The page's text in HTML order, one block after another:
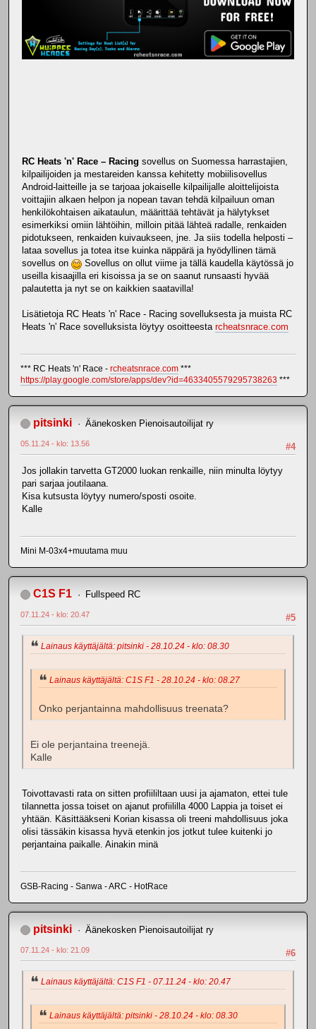
RC Heats 'n' Race – Racing sovellus on Suomessa harrastajien,
kilpailijoiden ja mestareiden kanssa kehitetty mobiilisovellus
Android-laitteille ja se tarjoaa jokaiselle kilpailijalle aloittelijoista
voittajiin alkaen helpon ja nopean tavan tehdä kilpailuun oman
henkilökohtaisen aikataulun, määrittää tehtävät ja hälytykset
esimerkiksi omiin lähtöihin, milloin pitää lähteä radalle, renkaiden
pidotukseen, renkaiden kuivaukseen, jne. Ja siis todella helposti –
lataa sovellus ja totea itse kuinka näppärä ja hyödyllinen tämä
sovellus on
Sovellus on ollut viime ja tällä kaudella käytössä jo
useilla kisaajilla eri kisoissa ja se on saanut runsaasti hyvää
palautetta ja nyt se on kaikkien saatavilla!
Lisätietoja RC Heats 'n' Race - Racing sovelluksesta ja muista RC
Heats 'n' Race sovelluksista löytyy osoitteesta rcheatsnrace.com
*** RC Heats 'n' Race - rcheatsnrace.com ***
https://play.google.com/store/apps/dev?id=4633405579295738263 ***
pitsinki Äänekosken Pienoisautoilijat ry
#4
05.11.24 - klo: 13.56
Jos jollakin tarvetta GT2000 luokan renkaille, niin minulta löytyy
pari sarjaa joutilaana.
Kisa kutsusta löytyy numero/sposti osoite.
Kalle
Mini M-03x4+muutama muu
C1S F1 Fullspeed RC
#5
07.11.24 - klo: 20.47
Lainaus käyttäjältä: pitsinki - 28.10.24 - klo: 08.30
Lainaus käyttäjältä: C1S F1 - 28.10.24 - klo: 08.27
Onko perjantainna mahdollisuus treenata?
Ei ole perjantaina treenejä.
Kalle
Toivottavasti rata on sitten profiililtaan uusi ja ajamaton, ettei tule
tilannetta jossa toiset on ajanut profiililla 4000 Lappia ja toiset ei
yhtään. Käsittääkseni Korian kisassa oli treeni mahdollisuus joka
olisi tässäkin kisassa hyvä etenkin jos jotkut tulee kuitenki jo
perjantaina paikalle. Ainakin minä
GSB-Racing - Sanwa - ARC - HotRace
pitsinki Äänekosken Pienoisautoilijat ry
#6
07.11.24 - klo: 21.09
Lainaus käyttäjältä: C1S F1 - 07.11.24 - klo: 20.47
Lainaus käyttäjältä: pitsinki - 28.10.24 - klo: 08.30